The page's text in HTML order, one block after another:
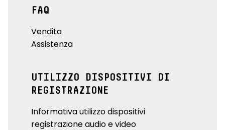
FAQ
Vendita
Assistenza
UTILIZZO DISPOSITIVI DI
REGISTRAZIONE
Informativa utilizzo dispositivi
registrazione audio e video